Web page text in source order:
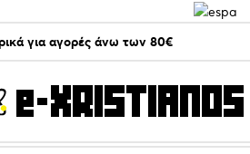
για αγορές άνω των 80€